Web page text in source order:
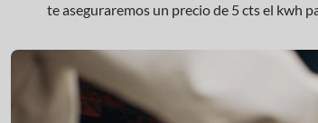
te aseguraremos un precio de 5 cts el kwh